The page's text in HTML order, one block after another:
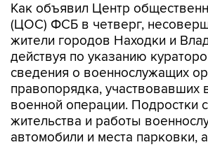
Как объявил Центр
(ЦОС) ФСБ в четверг,
жители городов Находки и
действуя по указанию
сведения о военнослужащих
правопорядка, участвовавших
военной операции. Подростки
жительства и работы
автомобили и места парковки,